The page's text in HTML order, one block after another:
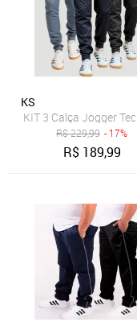
KS
KIT 3 Calça Jogger
R$229,99 - 17%
R$ 189,99